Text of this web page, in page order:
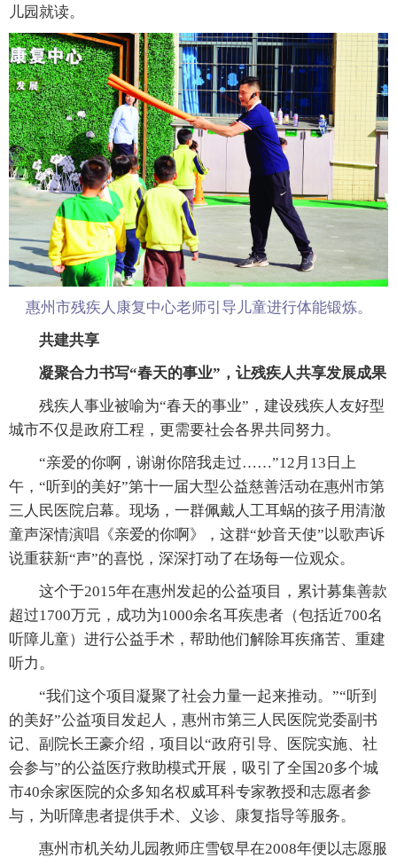
儿园就读。
惠州市残疾人康复中心老师引导儿童进行体能锻炼。
共建共享
凝聚合力书写“春天的事业”，让残疾人共享发展成果
残疾人事业被喻为“春天的事业”，建设残疾人友好型
城市不仅是政府工程，更需要社会各界共同努力。
“亲爱的你啊，谢谢你陪我走过……”12月13日上
午，“听到的美好”第十一届大型公益慈善活动在惠州市第
三人民医院启幕。现场，一群佩戴人工耳蜗的孩子用清澈
童声深情演唱《亲爱的你啊》，这群“妙音天使”以歌声诉
说重获新“声”的喜悦，深深打动了在场每一位观众。
这个于2015年在惠州发起的公益项目，累计募集善款
超过1700万元，成功为1000余名耳疾患者（包括近700名
听障儿童）进行公益手术，帮助他们解除耳疾痛苦、重建
听力。
“我们这个项目凝聚了社会力量一起来推动。”“听到
的美好”公益项目发起人，惠州市第三人民医院党委副书
记、副院长王豪介绍，项目以“政府引导、医院实施、社
会参与”的公益医疗救助模式开展，吸引了全国20多个城
市40余家医院的众多知名权威耳科专家教授和志愿者参
与，为听障患者提供手术、义诊、康复指导等服务。
惠州市机关幼儿园教师庄雪钗早在2008年便以志愿服